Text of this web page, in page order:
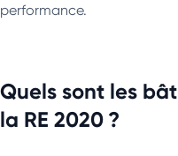
performance.
Quels sont les
la RE 2020 ?